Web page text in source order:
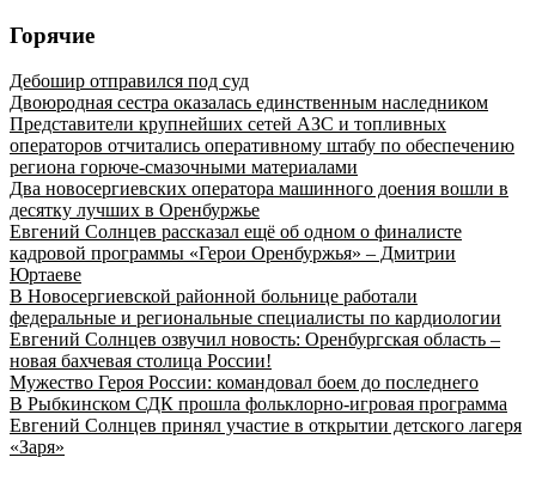
Горячие
Дебошир отправился под суд
Двоюродная сестра оказалась единственным наследником
Представители крупнейших сетей АЗС и топливных
операторов отчитались оперативному штабу по обеспечению
региона горюче‑смазочными материалами
Два новосергиевских оператора машинного доения вошли в
десятку лучших в Оренбуржье
Евгений Солнцев рассказал ещё об одном о финалисте
кадровой программы «Герои Оренбуржья» – Дмитрии
Юртаеве
В Новосергиевской районной больнице работали
федеральные и региональные специалисты по кардиологии
Евгений Солнцев озвучил новость: Оренбургская область –
новая бахчевая столица России!
Мужество Героя России: командовал боем до последнего
В Рыбкинском СДК прошла фольклорно-игровая программа
Евгений Солнцев принял участие в открытии детского лагеря
«Заря»